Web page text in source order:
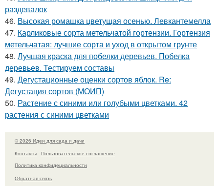
раздевалок
46. Высокая ромашка цветущая осенью. Левкантемелла
47. Карликовые сорта метельчатой гортензии. Гортензия
метельчатая: лучшие сорта и уход в открытом грунте
48. Лучшая краска для побелки деревьев. Побелка
деревьев. Тестируем составы
49. Дегустационные оценки сортов яблок. Re:
Дегустация сортов (МОИП)
50. Растение с синими или голубыми цветками. 42
растения с синими цветками
© 2026 Идеи для сада и дачи
Контакты
Пользовательское соглашение
Политика конфидециальности
Обратная связь